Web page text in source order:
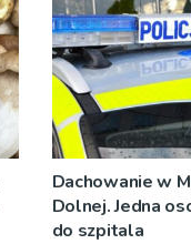
Dachowanie w
Dolnej. Jedna
do szpitala